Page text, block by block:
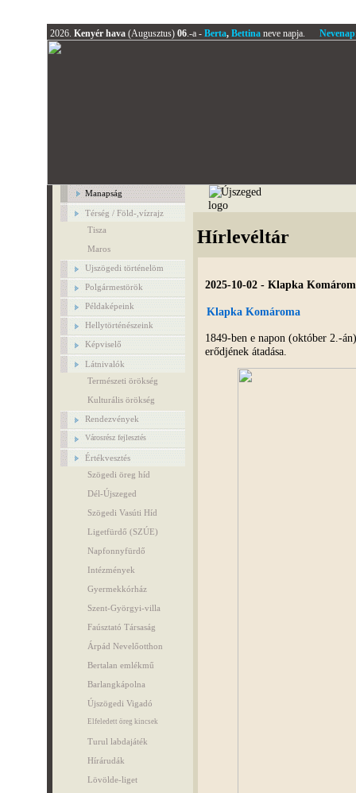
2026. Kenyér hava(Augusztus)06.-a -Berta,Bettina neve napja.
Manapság
Térség / Föld-,vízrajz
Tisza
Maros
Ujszögedi történelöm
Polgármestörök
Példaképeink
Hellytörténészeink
Képviselő
Látnivalók
Természeti örökség
Kulturális örökség
Rendezvények
Városrész fejlesztés
Értékvesztés
Szögedi öreg híd
Dél-Újszeged
Szögedi Vasúti Híd
Ligetfürdő (SZÚE)
Napfonnyfürdő
Intézmények
Gyermekkórház
Szent-Györgyi-villa
Faúsztató Társaság
Árpád Nevelőotthon
Bertalan emlékmű
Barlangkápolna
Újszögedi Vigadó
Elfeledett öreg kincsek
Turul labdajáték
Hírárudák
Lövölde-liget
Hírlevéltár
2025-10-02 - Klapka
Klapka Komároma
1849-ben e napon (október 2.-
erődjének átadása.